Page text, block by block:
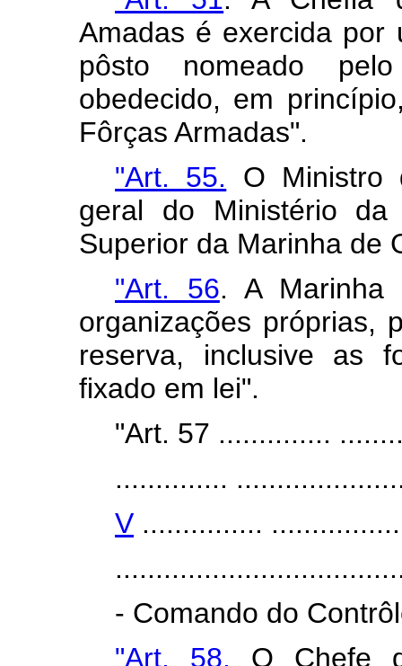
Amadas é exercida por
pôsto nomeado
obedecido, em
Fôrças Armadas".
"Art. 55. O Ministro
geral do Ministério
Superior da Marinha de
"Art. 56. A Marinha
organizações próprias,
reserva, inclusive as
fixado em lei".
"Art. 57 ..............
..............
V ...............
- Comando do
"Art. 58. O Chefe